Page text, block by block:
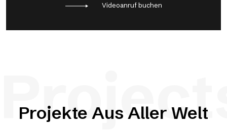
Videoanruf buchen
Projekte Aus Aller Welt